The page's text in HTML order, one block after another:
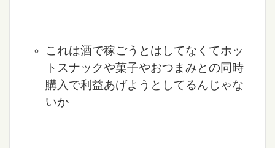
これは酒で稼ごうとはしてなくてホッ
トスナックや菓子やおつまみとの同時
購入で利益あげようとしてるんじゃな
いか